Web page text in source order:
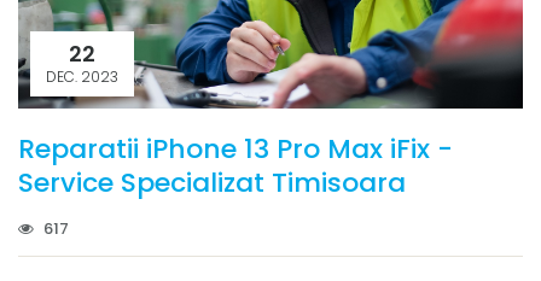
22
DEC. 2023
Reparatii iPhone 13 Pro Max iFix -
Service Specializat Timisoara
617